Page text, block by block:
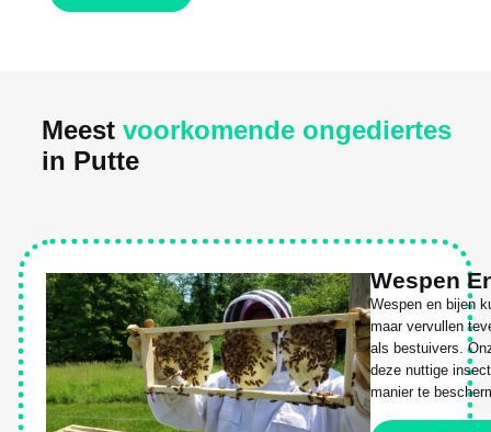
Meest voorkomende ongediertes
in Putte
Wespen
Wespen en bijen
maar vervullen
als bestuivers.
deze nuttige
manier te